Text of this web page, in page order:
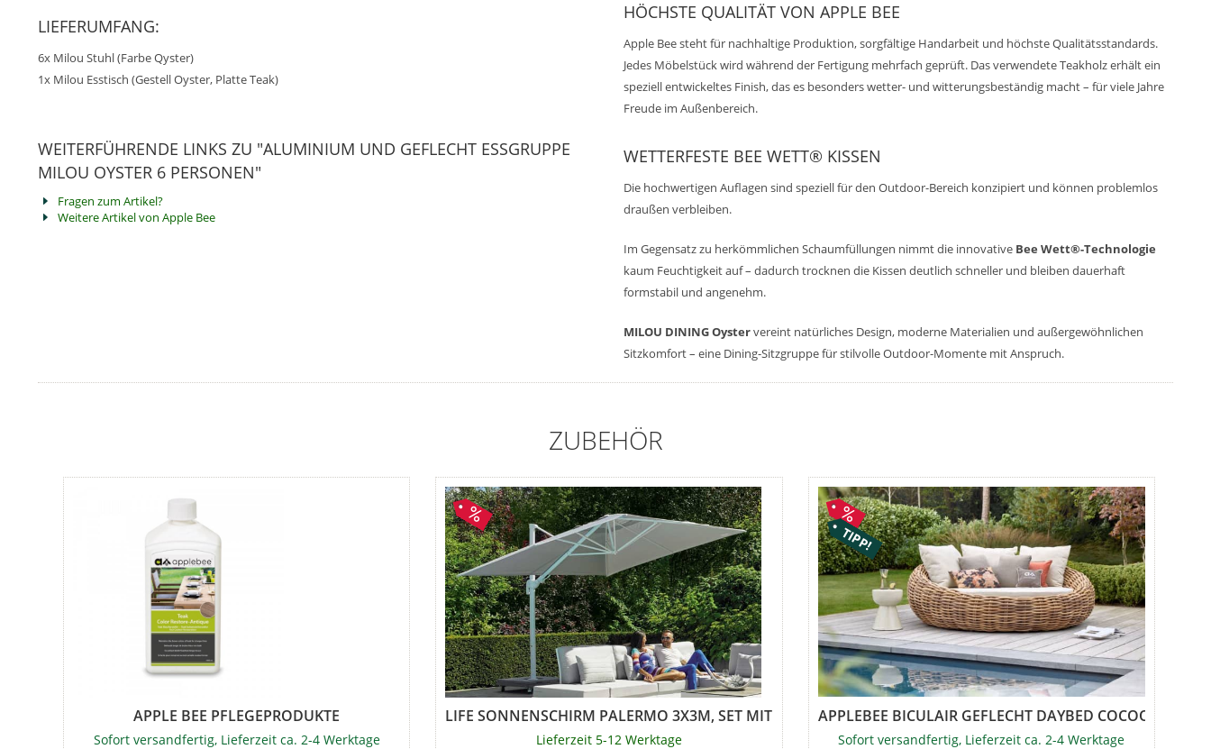
LIEFERUMFANG:
6x Milou Stuhl (Farbe Qyster)
1x Milou Esstisch (Gestell Oyster, Platte Teak)
WEITERFÜHRENDE LINKS ZU "ALUMINIUM UND GEFLECHT ESSGRUPPE
MILOU OYSTER 6 PERSONEN"
Fragen zum Artikel?
Weitere Artikel von Apple Bee
HÖCHSTE QUALITÄT VON APPLE BEE
Apple Bee steht für nachhaltige Produktion, sorgfältige Handarbeit und höchste Qualitätsstandards.
Jedes Möbelstück wird während der Fertigung mehrfach geprüft. Das verwendete Teakholz erhält ein
speziell entwickeltes Finish, das es besonders wetter- und witterungsbeständig macht – für viele Jahre
Freude im Außenbereich.
WETTERFESTE BEE WETT® KISSEN
Die hochwertigen Auflagen sind speziell für den Outdoor-Bereich konzipiert und können problemlos
draußen verbleiben.
Im Gegensatz zu herkömmlichen Schaumfüllungen nimmt die innovative Bee Wett®-Technologie
kaum Feuchtigkeit auf – dadurch trocknen die Kissen deutlich schneller und bleiben dauerhaft
formstabil und angenehm.
MILOU DINING Oystervereint natürliches Design, moderne Materialien und außergewöhnlichen
Sitzkomfort – eine Dining-Sitzgruppe für stilvolle Outdoor-Momente mit Anspruch.
ZUBEHÖR
APPLE BEE PFLEGEPRODUKTE
Sofort versandfertig, Lieferzeit ca. 2-4 Werktage
LIFE SONNENSCHIRM PALERMO 3X3M, SET MIT STATIV...
Lieferzeit 5-12 Werktage
TIPP!
APPLEBEE BICULAIR GEFLECHT DAYBED COCOON 2026
Sofort versandfertig, Lieferzeit ca. 2-4 Werktage